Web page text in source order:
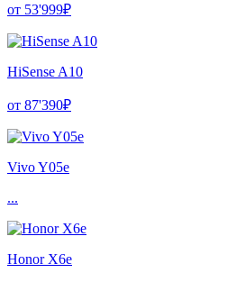
от 53'999₽
HiSense A10
от 87'390₽
Vivo Y05e
...
Honor X6e